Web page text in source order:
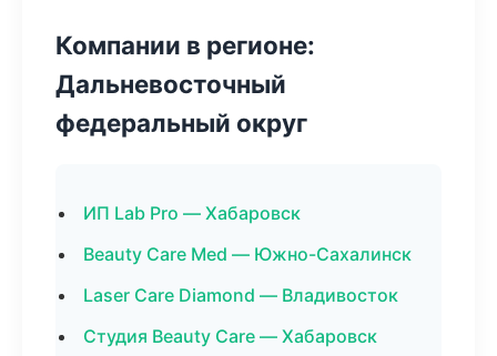
Компании в регионе:
Дальневосточный
федеральный округ
ИП Lab Pro — Хабаровск
Beauty Care Med — Южно-Сахалинск
Laser Care Diamond — Владивосток
Студия Beauty Care — Хабаровск